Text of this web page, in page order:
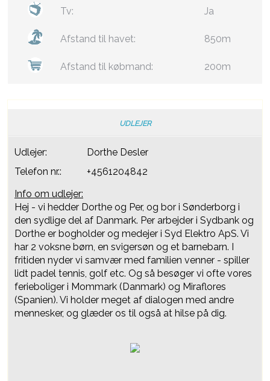
Tv: Ja
Afstand til havet: 850m
Afstand til købmand: 200m
UDLEJER
Udlejer:
Dorthe Desler
Telefon nr.:
+4561204842
Info om udlejer:
Hej - vi hedder Dorthe og Per, og bor i Sønderborg i
den sydlige del af Danmark. Per arbejder i Sydbank og
Dorthe er bogholder og medejer i Syd Elektro ApS. Vi
har 2 voksne børn, en svigersøn og et barnebarn. I
fritiden nyder vi samvær med familien venner - spiller
lidt padel tennis, golf etc. Og så besøger vi ofte vores
ferieboliger i Mommark (Danmark) og Miraflores
(Spanien). Vi holder meget af dialogen med andre
mennesker, og glæder os til også at hilse på dig.